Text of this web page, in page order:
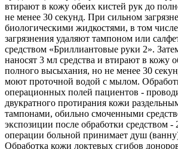
втирают в кожу обеих кистей рук до
не менее 30 секунд. При сильном
биологическими жидкостями, в том
загрязнения удаляют тампоном или
средством «Бриллиантовые руки 2».
наносят 3 мл средства и втирают в кожу
полного высыхания, но не менее 30
моют проточной водой с мылом.
операционных полей пациентов -
двукратного протирания кожи
тампонами, обильно смоченными
экспозиции после обработки средством
операции больной принимает душ
Обработка кожи локтевых сгибов